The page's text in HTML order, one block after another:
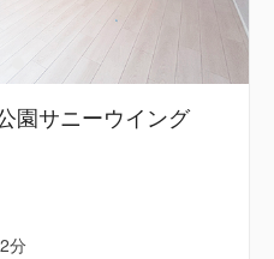
園サニーウイング
分